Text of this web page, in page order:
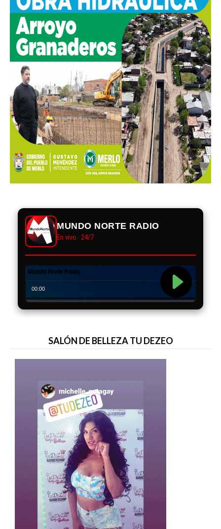
MUNDO NORTE RADIO
En vivo · 24/7
SALÓN DE BELLEZA TU DEZEO